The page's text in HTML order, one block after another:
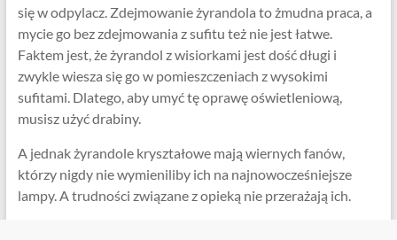
się w odpylacz. Zdejmowanie żyrandola to żmudna praca, a
mycie go bez zdejmowania z sufitu też nie jest łatwe.
Faktem jest, że żyrandol z wisiorkami jest dość długi i
zwykle wiesza się go w pomieszczeniach z wysokimi
sufitami. Dlatego, aby umyć tę oprawę oświetleniową,
musisz użyć drabiny.
A jednak żyrandole kryształowe mają wiernych fanów,
którzy nigdy nie wymieniliby ich na najnowocześniejsze
lampy. A trudności związane z opieką nie przerażają ich.